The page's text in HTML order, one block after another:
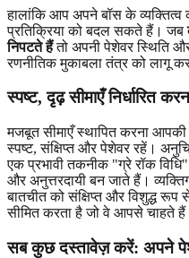
हालांकि आप अपने बॉस के
प्रतिक्रिया को बदल सकते हैं। जब
निपटते हैंतो अपनी पेशेवर स्थिति
रणनीतिक मुकाबला तंत्र को लागू
स्पष्ट, दृढ़ सीमाएँ निर्धारित
मजबूत सीमाएँ स्थापित करना
स्पष्ट, संक्षिप्त और पेशेवर रहें।
एक प्रभावी तकनीक "ग्रे रॉक
और अनुत्तरदायी बन जाते हैं।
बातचीत को संक्षिप्त और विशुद्ध
सीमित करता है जो वे आपसे चाहते
सब कुछ दस्तावेज़ करें: अपने